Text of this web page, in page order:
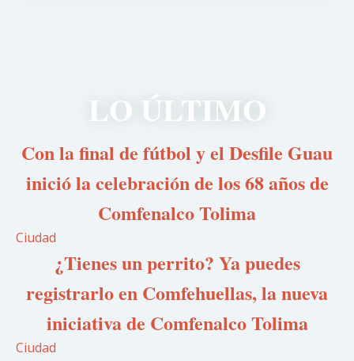
LO ÚLTIMO
Con la final de fútbol y el Desfile Guau
inició la celebración de los 68 años de
Comfenalco Tolima
Ciudad
¿Tienes un perrito? Ya puedes
registrarlo en Comfehuellas, la nueva
iniciativa de Comfenalco Tolima
Ciudad